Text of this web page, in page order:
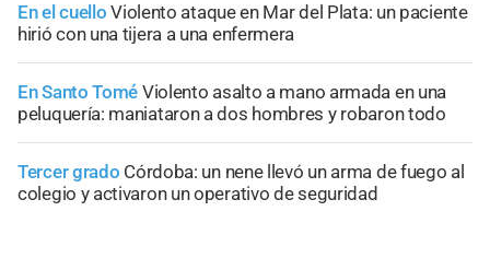
En el cuello Violento ataque en Mar del Plata: un paciente
hirió con una tijera a una enfermera
En Santo Tomé Violento asalto a mano armada en una
peluquería: maniataron a dos hombres y robaron todo
Tercer grado Córdoba: un nene llevó un arma de fuego al
colegio y activaron un operativo de seguridad